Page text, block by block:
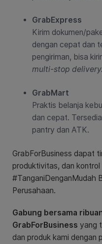
GrabExpress
Kirim dokumen/
dengan cepat dan
pengiriman, bisa
multi-stop delivery.
GrabMart
Praktis belanja
dan cepat.
pantry dan ATK.
GrabForBusiness dapat
produktivitas, dan kontrol
#TanganiDenganMudah
Perusahaan.
Gabung bersama
GrabForBusiness yang
dan produk kami dengan